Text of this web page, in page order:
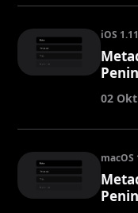
iOS 1.11
02
macOS